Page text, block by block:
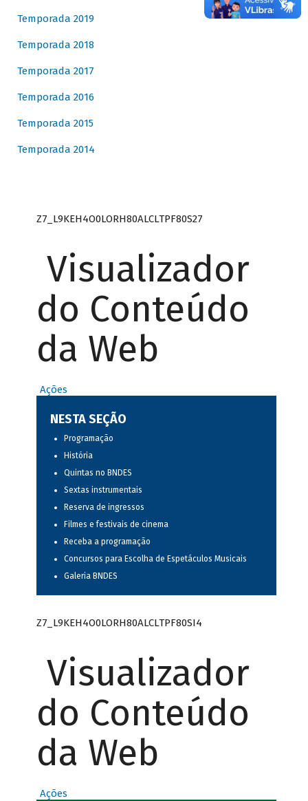
Temporada 2019
Temporada 2018
Temporada 2017
Temporada 2016
Temporada 2015
Temporada 2014
Z7_L9KEH4O0LORH80ALCLTPF80S27
Visualizador
do Conteúdo
da Web
Ações
NESTA SEÇÃO
Programação
História
Quintas no BNDES
Sextas instrumentais
Reserva de ingressos
Filmes e festivais de cinema
Receba a programação
Concursos para Escolha de Espetáculos Musicais
Galeria BNDES
Z7_L9KEH4O0LORH80ALCLTPF80SI4
Visualizador
do Conteúdo
da Web
Ações